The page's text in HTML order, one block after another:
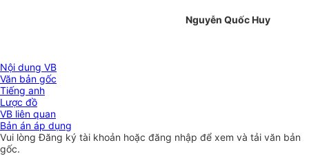
Nguyễn Quốc Huy
Nội dung VB
Văn bản gốc
Tiếng anh
Lược đồ
VB liên quan
Bản án áp dụng
Vui lòngĐăng ký tài khoản hoặc đăng nhập để xem và tải văn bản
gốc.